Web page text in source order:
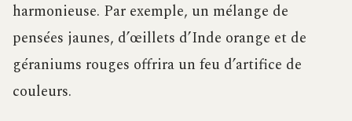
harmonieuse. Par exemple, un mélange de
pensées jaunes, d’œillets d’Inde orange et de
géraniums rouges offrira un feu d’artifice de
couleurs.